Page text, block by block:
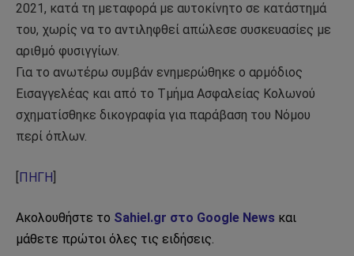
2021, κατά τη μεταφορά με αυτοκίνητο σε κατάστημά
του, χωρίς να το αντιληφθεί απώλεσε συσκευασίες με
αριθμό φυσιγγίων.
Για το ανωτέρω συμβάν ενημερώθηκε ο αρμόδιος
Εισαγγελέας και από το Τμήμα Ασφαλείας Κολωνού
σχηματίσθηκε δικογραφία για παράβαση του Νόμου
περί όπλων.
ΠΗΓΗ
Ακολουθήστε το Sahiel.gr στο Google News και
μάθετε πρώτοι όλες τις ειδήσεις.